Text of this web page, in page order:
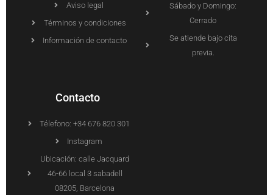
Aviso legal
Términos y condiciones
Información de contacto
Sábado y Domingo:
Cerrado
Se atiende bajo cita
previa.
Contacto
Télefono: +34 676 820 301
Instagram
Ubicación: calle Jacquard
46-66 local 3 sabadell
08205, Barcelona